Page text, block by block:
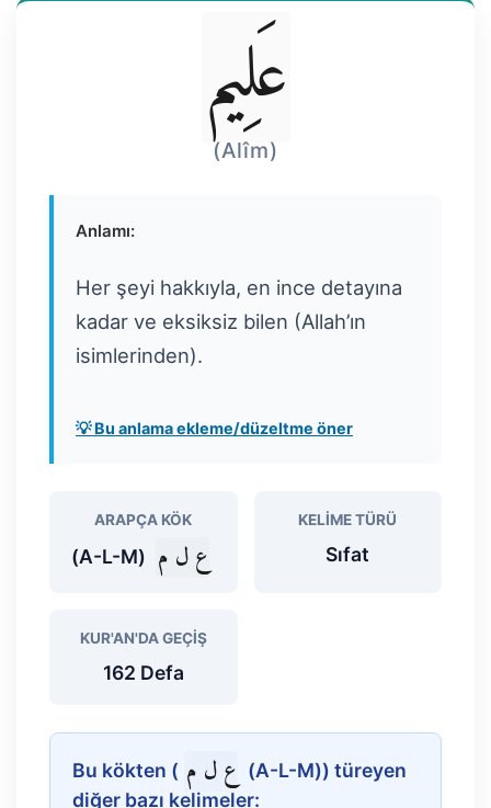
عَلِيم
(Alîm)
Anlamı:
Her şeyi hakkıyla, en ince detayına
kadar ve eksiksiz bilen (Allah’ın
isimlerinden).
💡 Bu anlama ekleme/düzeltme öner
ARAPÇA KÖK
ع ل م (A-L-M)
KELIME TÜRÜ
Sıfat
KUR'AN'DA GEÇIŞ
162 Defa
Bu kökten ( ع ل م
(A-L-M)) türeyen
diğer bazı kelimeler: